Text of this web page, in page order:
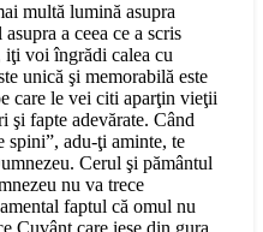
multă lumină asupra
a ceea ce a scris
iţi voi îngrădi calea cu
unică şi memorabilă este
care le vei citi aparţin vieţii
şi fapte adevărate. Când
spini”, adu-ţi aminte, te
Cerul şi pământul
nu va trece
faptul că omul nu